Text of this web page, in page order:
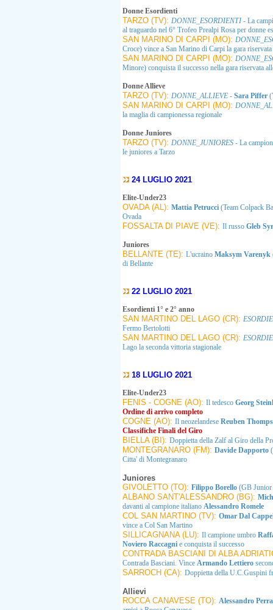
Donne Esordienti
TARZO (TV): DONNE_ESORDIENTI- La
al traguardo nel 6° Trofeo Prealpi Rosa per donne
SAN MARINO DI CARPI (MO):
Croce) vince a San Marino di Carpi la gara
SAN MARINO DI CARPI (MO):
Minore) conquista il successo nella gara riservata
Donne Allieve
TARZO (TV): DONNE_ALLIEVE - Sara Piffer
SAN MARINO DI CARPI (MO):
la maglia di campionessa regionale
Donne Juniores
TARZO (TV): DONNE_JUNIORES - La
le juniores a Tarzo
24 LUGLIO 2021
Elite-Under23
OVADA (AL): Mattia Petrucci (Team Colpack
Ovada
FOSSALTA DI PIAVE (VE): Il russo Gleb
Juniores
BELLANTE (TE): L'ucraino Maksym Varenyk
di Bellante
22 LUGLIO 2021
Esordienti 1° e 2° anno
SAN MARTINO DEL LAGO (CR):
Fermo Bertolotti
SAN MARTINO DEL LAGO (CR):
Lago la seconda vittoria stagionale
18 LUGLIO 2021
Elite-Under23
FENIS - COGNE (AO): Il tedesco Georg
Ordine di arrivo completo
COGNE (AO): Il neozelandese Reuben
Classifiche Finali del Giro
BIELLA (BI): Doppietta della Zalf al Giro della
MONTEGRANARO (FM): Davide Dapporto
Citta' di Montegranaro
Juniores
GIVOLETTO (TO): Filippo Borello (GB Junior
ALBANO SANT'ALESSANDRO (BG):
davanti al campione italiano Alessandro Romele
COL SAN MARTINO (TV): Omar Dal
vince a Col San Martino
SILLICAGNANA (LU): Il campione umbro
Noviero Raccagni e conquista il successo
CONTRADA BASCIANI DI ALBA
Contrada Basciani. Vince Armando Lettiero
SARROCH (CA): Doppietta della U.C.Guspini
Allievi
ROCCA CANAVESE (TO): Alessandro